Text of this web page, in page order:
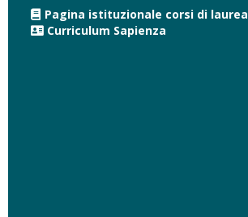
Pagina istituzionale corsi di laurea
Curriculum Sapienza